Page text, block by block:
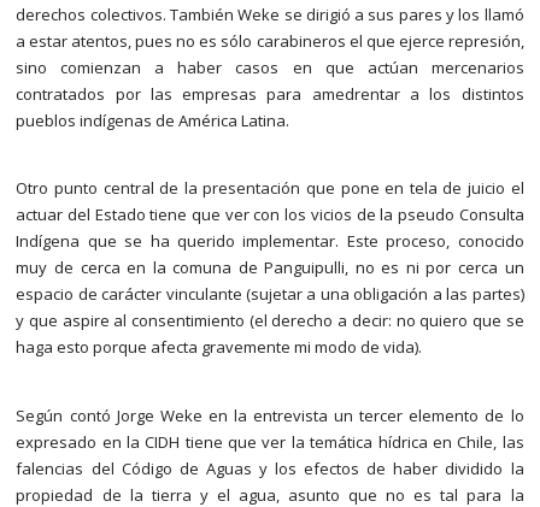
derechos colectivos. También Weke se dirigió a sus pares y los llamó
a estar atentos, pues no es sólo carabineros el que ejerce represión,
sino comienzan a haber casos en que actúan mercenarios
contratados por las empresas para amedrentar a los distintos
pueblos indígenas de América Latina.
Otro punto central de la presentación que pone en tela de juicio el
actuar del Estado tiene que ver con los vicios de la pseudo Consulta
Indígena que se ha querido implementar. Este proceso, conocido
muy de cerca en la comuna de Panguipulli, no es ni por cerca un
espacio de carácter vinculante (sujetar a una obligación a las partes)
y que aspire al consentimiento (el derecho a decir: no quiero que se
haga esto porque afecta gravemente mi modo de vida).
Según contó Jorge Weke en la entrevista un tercer elemento de lo
expresado en la CIDH tiene que ver la temática hídrica en Chile, las
falencias del Código de Aguas y los efectos de haber dividido la
propiedad de la tierra y el agua, asunto que no es tal para la